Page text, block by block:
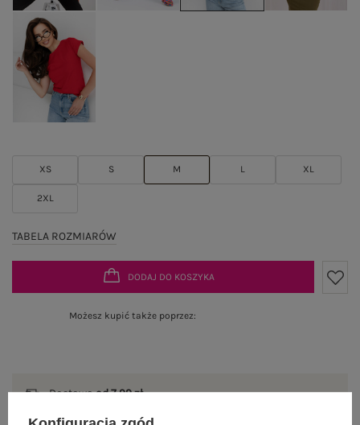
XS S M L XL
2XL
TABELA ROZMIARÓW
DODAJ DO KOSZYKA
Możesz kupić także poprzez:
Dostawaod 7,99 zł